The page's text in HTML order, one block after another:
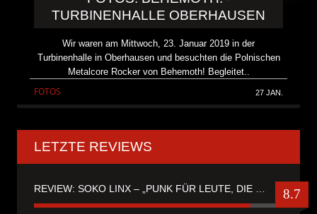
TURBINENHALLE OBERHAUSEN
Wir waren am Mittwoch, 23. Januar 2019 in der
Turbinenhalle in Oberhausen und besuchten die Polnischen
Metalcore Rocker von Behemoth! Begleitet..
FOTOS 27 JAN.
LETZTE REVIEWS
8.7